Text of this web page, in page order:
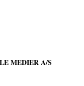
MEDIER A/S